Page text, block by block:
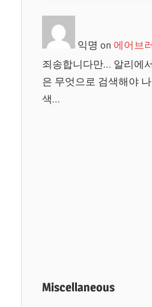
익명 on 에어브
죄송합니다만… 알리에
은 무엇으로 검색해야
색…
Miscellaneous